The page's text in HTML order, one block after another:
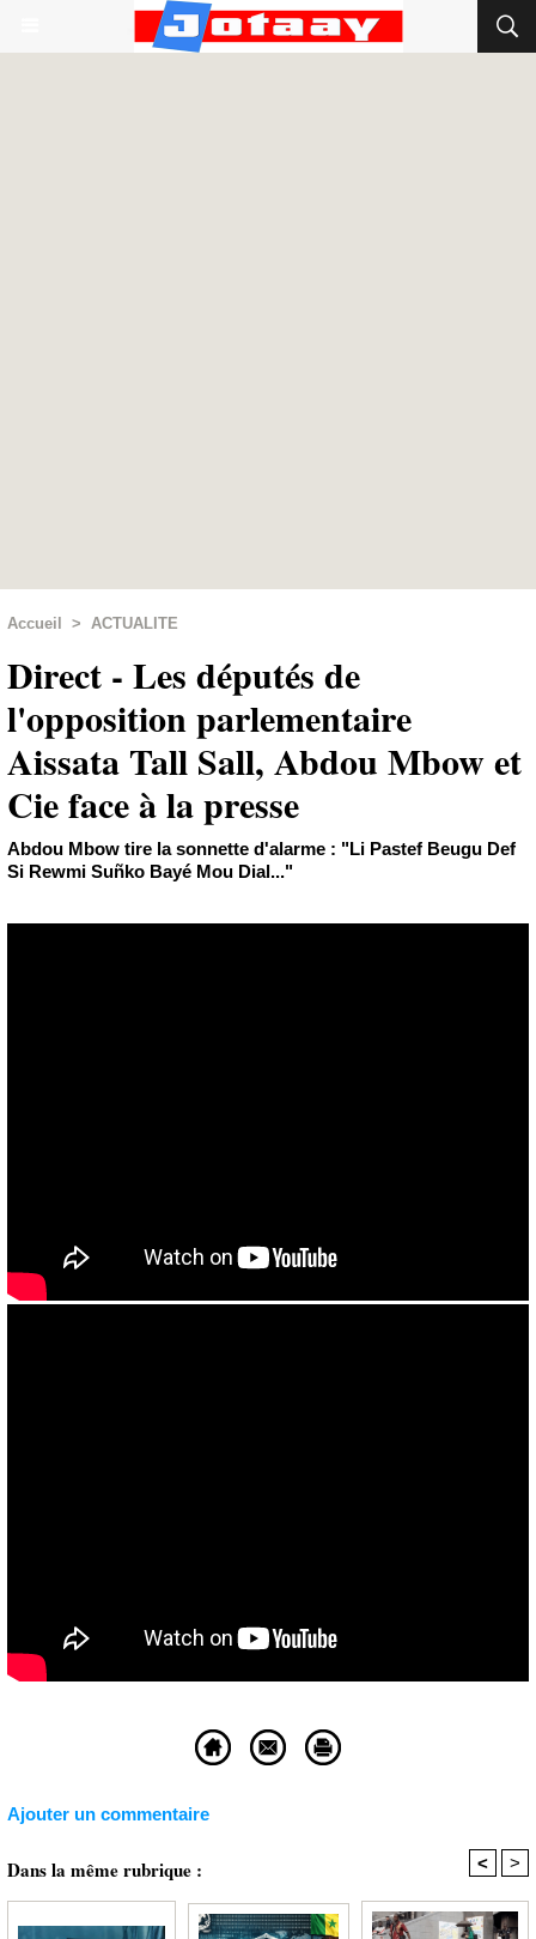
Accueil > ACTUALITE
Direct - Les députés de
l'opposition parlementaire
Aissata Tall Sall, Abdou Mbow et
Cie face à la presse
Abdou Mbow tire la sonnette d'alarme : "Li Pastef Beugu Def
Si Rewmi Suñko Bayé Mou Dial..."
Ajouter un commentaire
Dans la même rubrique : < >